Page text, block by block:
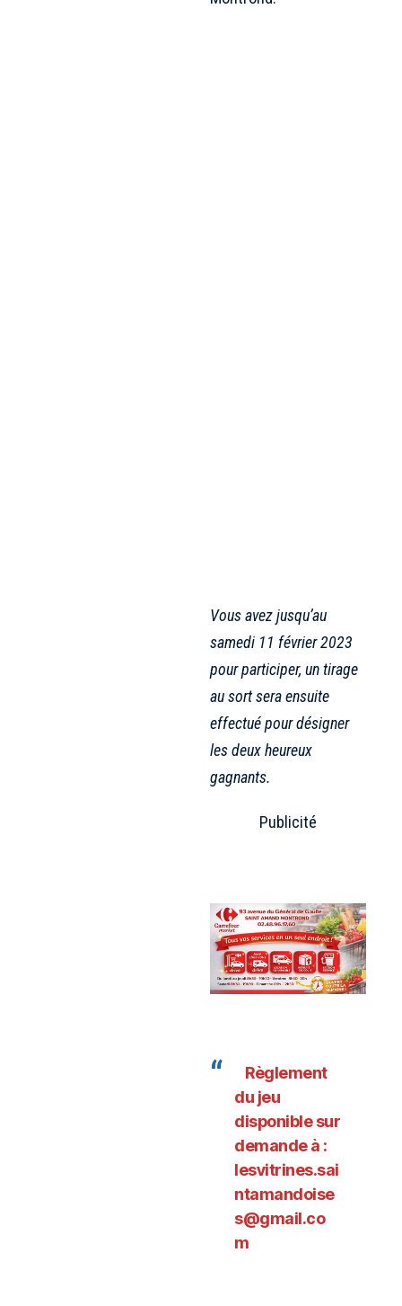
Vous avez jusqu’au
samedi 11 février 2023
pour participer, un tirage
au sort sera ensuite
effectué pour désigner
les deux heureux
gagnants.
Publicité
Règlement
du jeu
disponible sur
demande à :
lesvitrines.sai
ntamandoise
s@gmail.co
m